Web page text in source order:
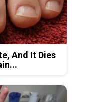
And It Dies